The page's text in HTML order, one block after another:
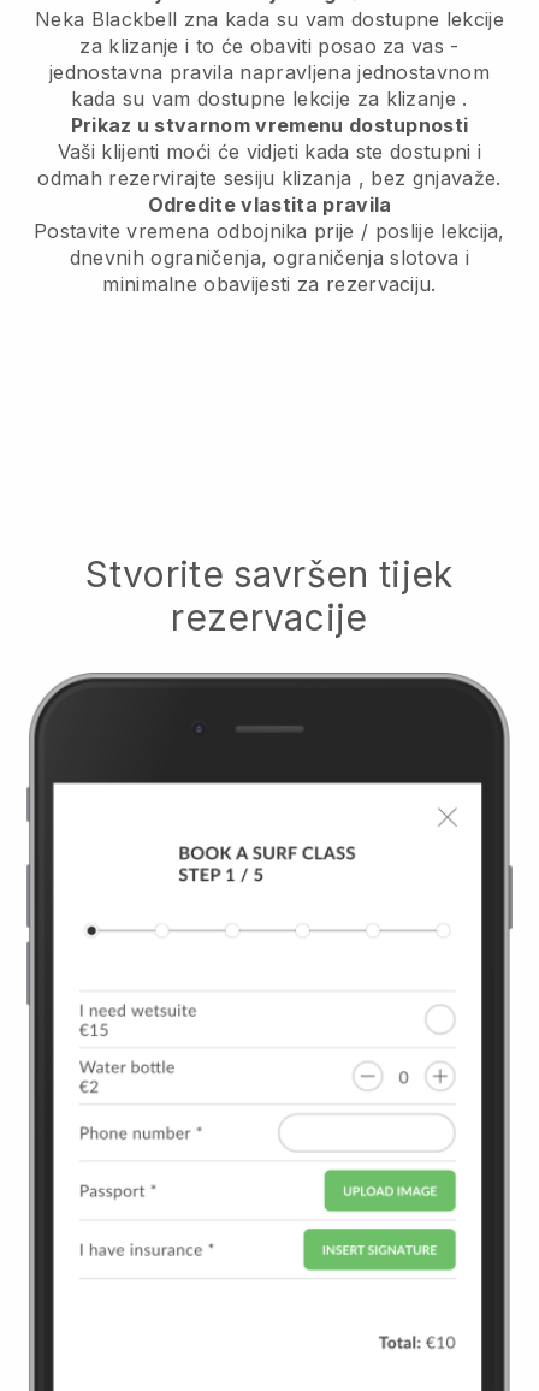
Neka Blackbell zna kada su vam dostupne lekcije
za klizanje i to će obaviti posao za vas -
jednostavna pravila napravljena jednostavnom
kada su vam dostupne lekcije za klizanje .
Prikaz u stvarnom vremenu dostupnosti
Vaši klijenti moći će vidjeti kada ste dostupnii
odmah rezervirajte sesiju klizanja , bez gnjavaže.
Odredite vlastita pravila
Postavite vremena odbojnika prije / poslije lekcija,
dnevnih ograničenja, ograničenja slotova i
minimalne obavijesti za rezervaciju.
Stvorite savršen tijek
rezervacije